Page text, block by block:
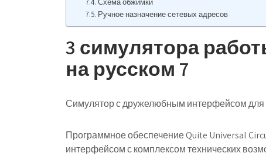
Схема обжимки
Ручное назначение сетевых адресов
3 симулятора
на русском 7
Симулятор с дружелюбным интерфейсом для
Программное обеспечение Quite Universal
интерфейсом с комплексом технических